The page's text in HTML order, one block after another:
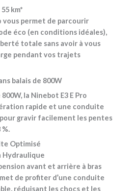
km*
vous permet de parcourir
éco (en conditions idéales),
totale sans avoir à vous
pendant vos trajets
balais de 800W
la Ninebot E3 E Pro
rapide et une conduite
gravir facilement les pentes
%.
Optimisé
Hydraulique
avant et arrière à bras
de profiter d’une conduite
réduisant les chocs et les